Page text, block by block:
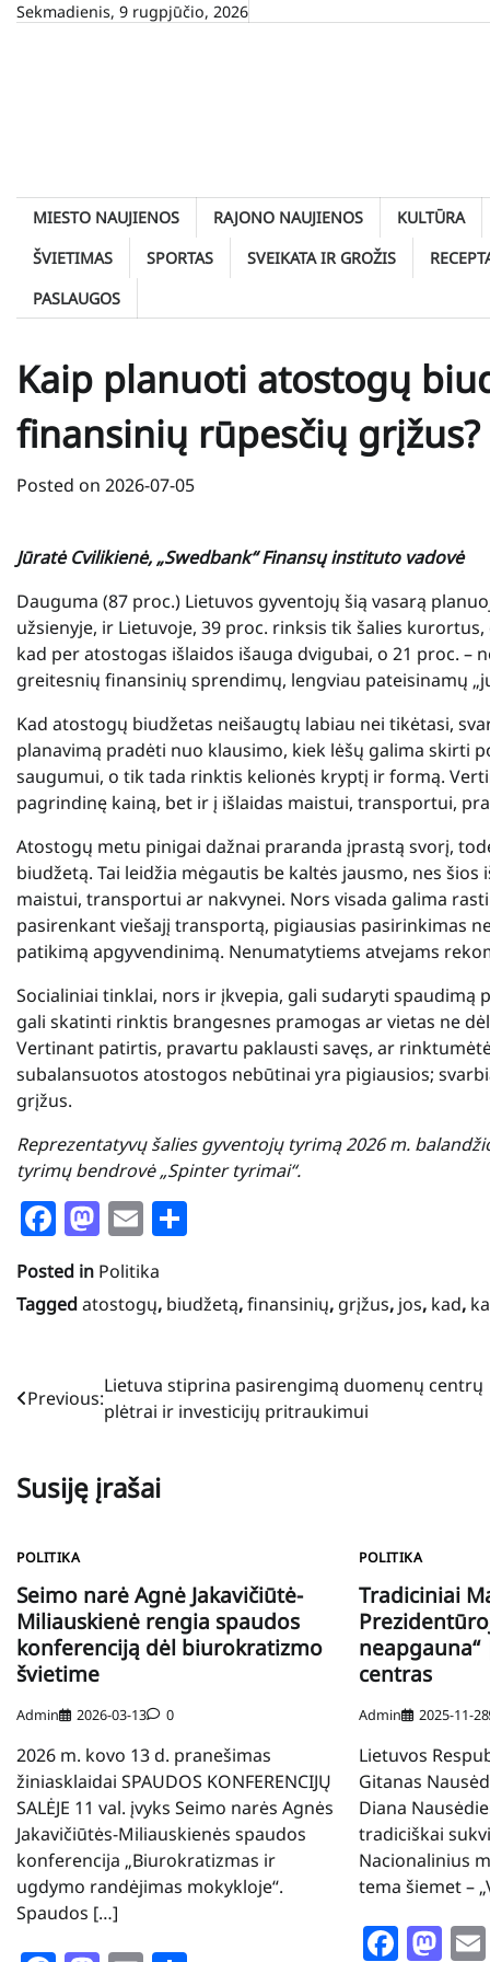
SkipSekmadienis, 9 rugpjūčio, 2026
MIESTO NAUJIENOS RAJONO NAUJIENOS KULTŪRA
ŠVIETIMAS
SPORTAS SVEIKATA IR GROŽIS
PASLAUGOS
Kaip planuoti atostogų
finansinių rūpesčių grįžus?
Posted on 2026-07-05
Jūratė Cvilikienė, „Swedbank“ Finansų instituto vadovė
Dauguma (87 proc.) Lietuvos gyventojų šią vasarą
užsienyje, ir Lietuvoje, 39 proc. rinksis tik šalies
kad per atostogas išlaidos išauga dvigubai, o 21 proc.
greitesnių finansinių sprendimų, lengviau pateisinamų
Kad atostogų biudžetas neišaugtų labiau nei tikėtasi,
planavimą pradėti nuo klausimo, kiek lėšų galima skirti
saugumui, o tik tada rinktis kelionės kryptį ir formą.
pagrindinę kainą, bet ir į išlaidas maistui, transportui,
Atostogų metu pinigai dažnai praranda įprastą svorį,
biudžetą. Tai leidžia mėgautis be kaltės jausmo, nes
maistui, transportui ar nakvynei. Nors visada galima
pasirenkant viešajį transportą, pigiausias pasirinkimas
patikimą apgyvendinimą. Nenumatytiems atvejams
Socialiniai tinklai, nors ir įkvepia, gali sudaryti
gali skatinti rinktis brangesnes pramogas ar vietas ne
Vertinant patirtis, pravartu paklausti savęs, ar
subalansuotos atostogos nebūtinai yra pigiausios;
grįžus.
Reprezentatyvų šalies gyventojų tyrimą 2026 m.
tyrimų bendrovė „Spinter tyrimai“.
Facebook
Mastodon
Email
Posted in Politika
Taggedatostogų, biudžetą,finansinių, grįžus, jos, kad,
Navigacija
įrašų
Previous:
Lietuva stiprina pasirengimą duomenų centrų
plėtrai ir investicijų pritraukimui
Susiję įrašai
POLITIKA
Seimo narė Agnė Jakavičiūtė-
Miliauskienė rengia spaudos
konferenciją dėl biurokratizmo
švietime
Admin 2026-03-13 0
2026 m. kovo 13 d. pranešimas
žiniasklaidai SPAUDOS KONFERENCIJŲ
SALĖJE 11 val. įvyks Seimo narės Agnės
Jakavičiūtės-Miliauskienės spaudos
konferencija „Biurokratizmas ir
ugdymo randėjimas mokykloje“.
Spaudos […]
POLITIKA
Tradiciniai
neapgauna“
centras
Admin 2025-11-28
Lietuvos
Gitanas
Diana
tradiciškai
Nacionalinius
tema šiemet –